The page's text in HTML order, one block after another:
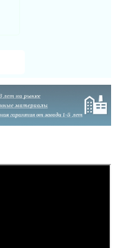
перевізником,
то всі проблеми з
виправити брак, (в